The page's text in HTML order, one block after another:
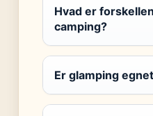
Hvad er
camping?
Er glamping